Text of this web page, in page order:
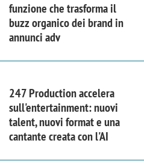
funzione che trasforma il
buzz organico dei brand in
annunci adv
247 Production accelera
sull'entertainment: nuovi
talent, nuovi format e una
cantante creata con l'AI